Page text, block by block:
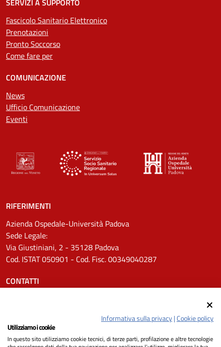
SERVIZI A SUPPORTO
Fascicolo Sanitario Elettronico
Prenotazioni
Pronto Soccorso
Come fare per
COMUNICAZIONE
News
Ufficio Comunicazione
Eventi
RIFERIMENTI
Azienda Ospedale-Università Padova
Sede Legale:
Via Giustiniani, 2 - 35128 Padova
Cod. ISTAT 050901 - Cod. Fisc. 00349040287
CONTATTI
Pec: protocollo.aopd@pecveneto.it
SEGUICI SU
Informativa sulla privacy|Cookie policy
Utilizziamo i cookie
In questo sito utilizziamo cookie tecnici, di terze parti, profilazione e altre tecnologie